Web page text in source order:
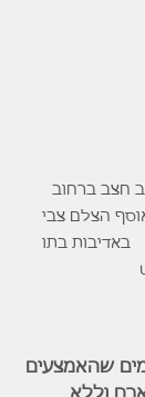
חצב ברחוב
פורים 1961.  אוסף הצלם צבי
באדיבות בתו
שהאמצעים